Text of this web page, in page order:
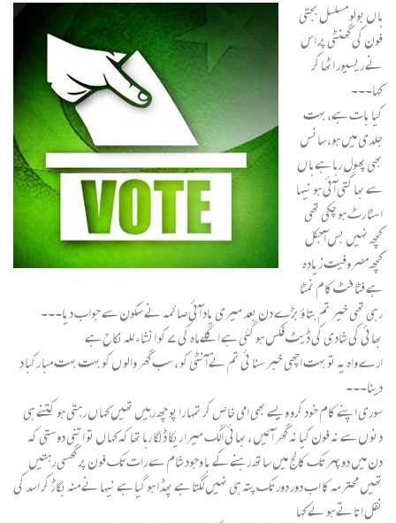
ہا ں بولو مسلسل بجتی
فون کی گھنٹی پر اس
نے ریسیور اٹھا کر
کہا۔۔۔
کیا بات ہے، بہت
جلدی میں ہو، سانس
بھی پھول رہا ہے ہا ں
سے بھا گتی آئی ہو نیہا
اسٹا رٹ ہو چکی تھی
کچھ نہیں بس آجکل
کچھ مصروفیت زیادہ
ہے فٹا فٹ کام نمٹا
رہی تھی خیر تم بتا ؤ بڑے دن بعد میری یاد آئی صائمہ نے سکون سے جواب دیا۔۔۔
بھائی کی شادی کی ڈیٹ فکس ہو گئی ہے اگلے ماہ کی ۷ کو انشا ء للہ نکاح ہے
ارے واہ یہ تو بہت اچھی خبر سنا ئی تم نے آنٹی کو ، سب گھر والو ں کو بہت بہت مبا رکبا د
دینا۔۔۔
سوری اپنے کام خود کرو ویسے بھی امی خاص کر تمہا را پو چھ رہیں تھیں کہا ں رہتی ہو کتنے ہی
دنو ں سے نہ فون کیا نہ گھر آئیں ، بھائی الگ میرا ریکا ڈ لگا رہا تھا کہ کہا ں تو اتنی دوستی کہ
دن میں دوپہر تک کالج میں ساتھ رہنے کے با وجود شام سے رات تک فون پر گھسی رہتیں
تھیں محترمہ کا اب دور دور تک پتہ ہی نہیں لگتا ہے پھڈا ہو گیا ہے نیہا نے منہ بگا ڑ کر اسد کی
نقل اتاتے ہو ئے کہا